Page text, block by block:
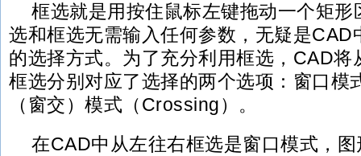
框选就是用按住鼠标左键拖动一个矩形
选和框选无需输入任何参数，无疑是CAD
的选择方式。为了充分利用框选，CAD将
框选分别对应了选择的两个选项：窗口模
（窗交）模式（Crossing）。
在CAD中从左往右框选是窗口模式，